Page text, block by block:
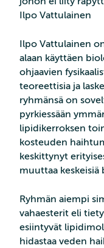
Ilpo Vattulainen
Ilpo Vattulainen
alaan käyttäen
ohjaavien
teoreettisia ja
ryhmänsä on
pyrkiessään
lipidikerroksen
kosteuden
keskittynyt
muuttaa keskeisiä
Ryhmän aiempi
vahaesterit eli
esiintyvät
hidastaa veden